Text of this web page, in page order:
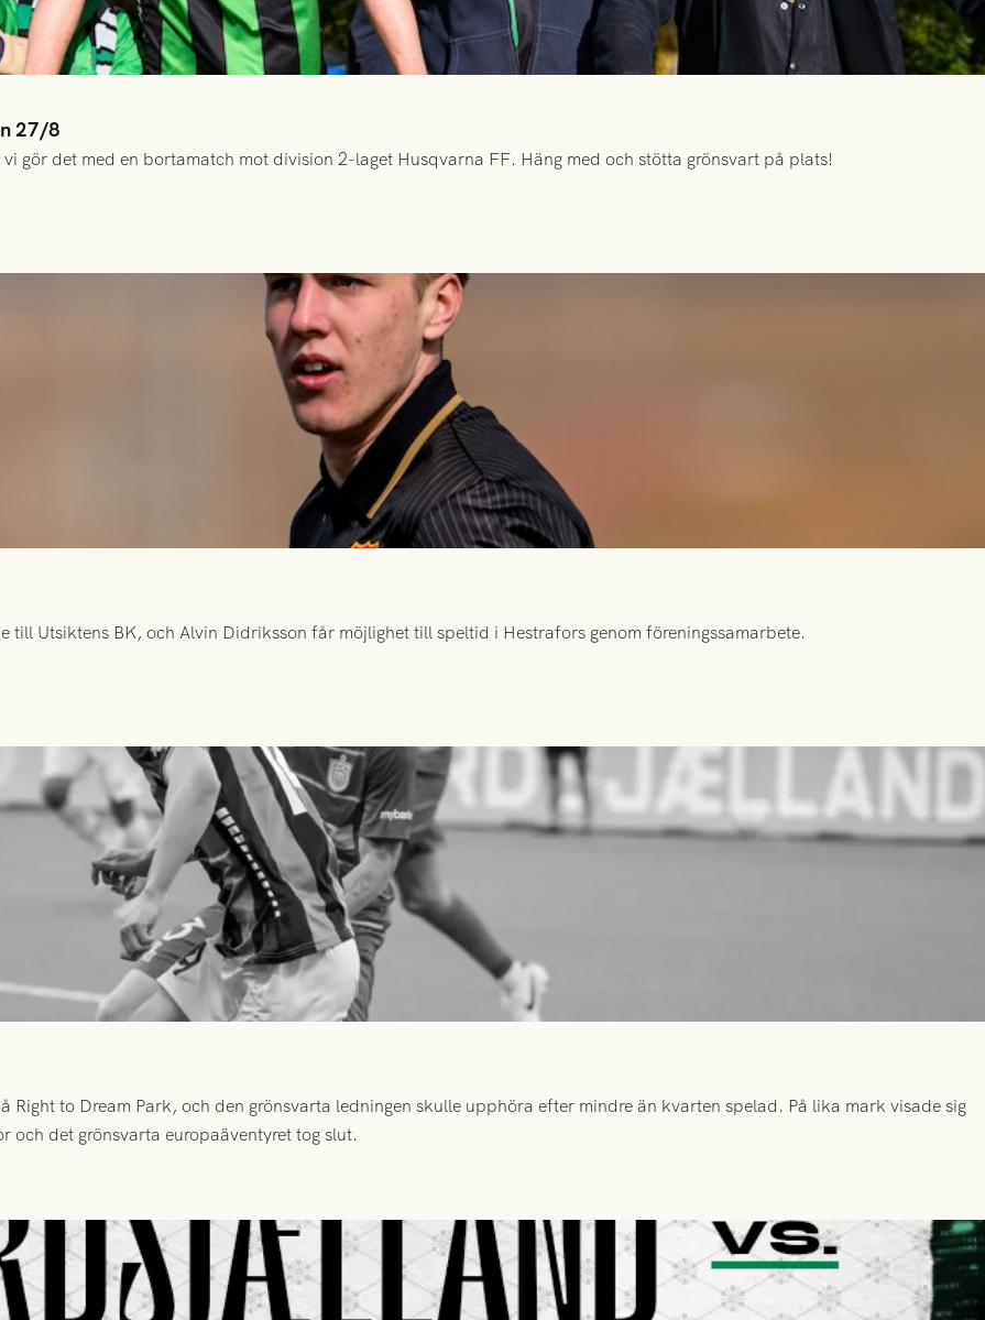
27/8
gör det med en bortamatch mot division 2-laget Husqvarna FF. Häng med och stötta grönsvart på plats!
till Utsiktens BK, och Alvin Didriksson får möjlighet till speltid i Hestrafors genom föreningssamarbete.
Right to Dream Park, och den grönsvarta ledningen skulle upphöra efter mindre än kvarten spelad. På lika mark visade sig
och det grönsvarta europaäventyret tog slut.